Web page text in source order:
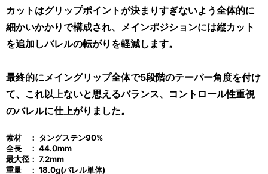
カットはグリップポイントが決まりすぎないよう全体的に
細かいかかりで構成され、メインポジションには縦カット
を追加しバレルの転がりを軽減します。
最終的にメイングリップ全体で5段階のテーパー角度を付け
て、これ以上ないと思えるバランス、コントロール性重視
のバレルに仕上がりました。
素材 ： タングステン90%
全長 ： 44.0mm
最大径： 7.2mm
重量 ： 18.0g(バレル単体)